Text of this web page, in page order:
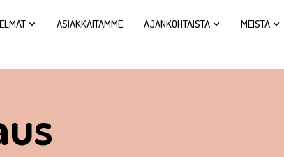
ASIAKKAITAMME AJANKOHTAISTA MEISTÄ